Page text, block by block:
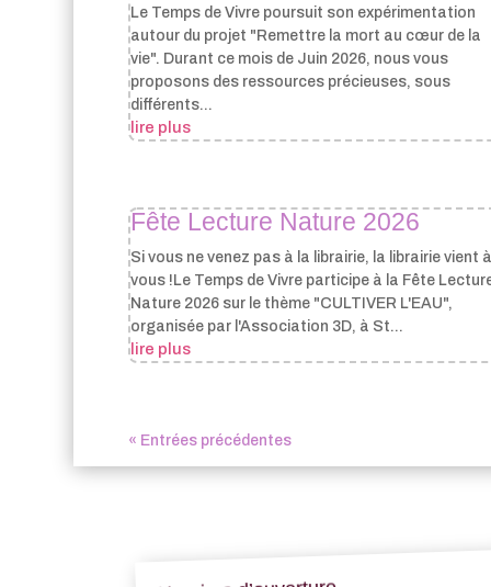
Le Temps de Vivre poursuit son expérimentation
autour du projet "Remettre la mort au cœur de la
vie". Durant ce mois de Juin 2026, nous vous
proposons des ressources précieuses, sous
différents...
lire plus
Fête Lecture Nature 2026
Si vous ne venez pas à la librairie, la librairie vient
vous !Le Temps de Vivre participe à la Fête
Nature 2026 sur le thème "CULTIVER L'EAU",
organisée par l'Association 3D, à St...
lire plus
« Entrées précédentes